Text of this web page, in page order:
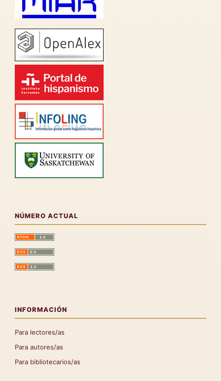
NÚMERO ACTUAL
INFORMACIÓN
Para lectores/as
Para autores/as
Para bibliotecarios/as